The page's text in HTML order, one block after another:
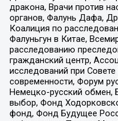
дракона, Врачи против
органов, Фалунь Дафа,
Коалиция по
Фалуньгун в Китае,
расследованию
гражданский центр,
исследований при
современности, Форум
Немецко-русский обмен,
выбор, Фонд
фонд, Фонд Будущее